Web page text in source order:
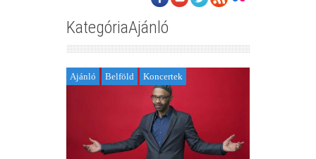
KategóriaAjánló
Ajánló Belföld Koncertek